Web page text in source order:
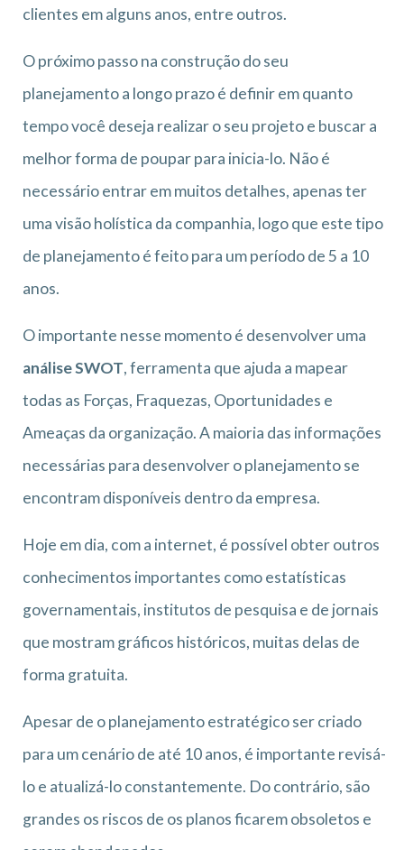
clientes em alguns anos, entre outros.
O próximo passo na construção do seu
planejamento a longo prazo é definir em quanto
tempo você deseja realizar o seu projeto e buscar a
melhor forma de poupar para inicia-lo. Não é
necessário entrar em muitos detalhes, apenas ter
uma visão holística da companhia, logo que este tipo
de planejamento é feito para um período de 5 a 10
anos.
O importante nesse momento é desenvolver uma
análise SWOT, ferramenta que ajuda a mapear
todas as Forças, Fraquezas, Oportunidades e
Ameaças da organização. A maioria das informações
necessárias para desenvolver o planejamento se
encontram disponíveis dentro da empresa.
Hoje em dia, com a internet, é possível obter outros
conhecimentos importantes como estatísticas
governamentais, institutos de pesquisa e de jornais
que mostram gráficos históricos, muitas delas de
forma gratuita.
Apesar de o planejamento estratégico ser criado
para um cenário de até 10 anos, é importante revisá-
lo e atualizá-lo constantemente. Do contrário, são
grandes os riscos de os planos ficarem obsoletos e